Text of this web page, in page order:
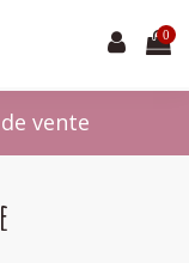
0
vente